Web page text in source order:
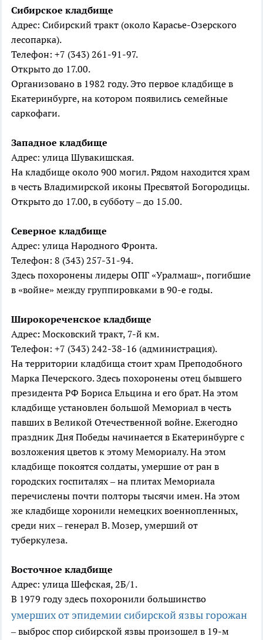
Сибирское кладбище
Адрес: Сибирский тракт (около Карасье-Озерского
лесопарка).
Телефон: +7 (343) 261-91-97.
Открыто до 17.00.
Организовано в 1982 году. Это первое кладбище в
Екатеринбурге, на котором появились семейные
саркофаги.
Западное кладбище
Адрес: улица Шувакишская.
На кладбище около 900 могил. Рядом находится храм
в честь Владимирской иконы Пресвятой Богородицы.
Открыто до 17.00, в субботу – до 15.00.
Северное кладбище
Адрес: улица Народного Фронта.
Телефон: 8 (343) 257-31-94.
Здесь похоронены лидеры ОПГ «Уралмаш», погибшие
в «войне» между группировками в 90-е годы.
Широкореченское кладбище
Адрес: Московский тракт, 7-й км.
Телефон: +7 (343) 242-38-16 (администрация).
На территории кладбища стоит храм Преподобного
Марка Печерского. Здесь похоронены отец бывшего
президента РФ Бориса Ельцина и его брат. На этом
кладбище установлен большой Мемориал в честь
павших в Великой Отечественной войне. Ежегодно
праздник Дня Победы начинается в Екатеринбурге с
возложения цветов к этому Мемориалу. На этом
кладбище покоятся солдаты, умершие от ран в
городских госпиталях – на плитах Мемориала
перечислены почти полторы тысячи имен. На этом
же кладбище хоронили немецких военнопленных,
среди них – генерал В. Мозер, умерший от
туберкулеза.
Восточное кладбище
Адрес: улица Шефская, 2Б/1.
В 1979 году здесь похоронили большинство
умерших от эпидемии сибирской язвы горожан
– выброс спор сибирской язвы произошел в 19-м